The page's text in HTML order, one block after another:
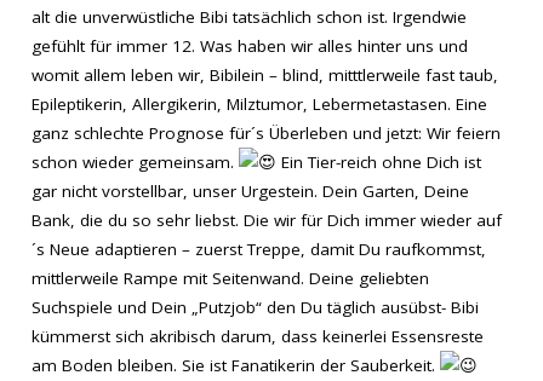
alt die unverwüstliche Bibi tatsächlich schon ist. Irgendwie
gefühlt für immer 12. Was haben wir alles hinter uns und
womit allem leben wir, Bibilein – blind, mitttlerweile fast taub,
Epileptikerin, Allergikerin, Milztumor, Lebermetastasen. Eine
ganz schlechte Prognose für´s Überleben und jetzt: Wir feiern
schon wieder gemeinsam.
Ein Tier-reich ohne Dich ist
gar nicht vorstellbar, unser Urgestein. Dein Garten, Deine
Bank, die du so sehr liebst. Die wir für Dich immer wieder auf
´s Neue adaptieren – zuerst Treppe, damit Du raufkommst,
mittlerweile Rampe mit Seitenwand. Deine geliebten
Suchspiele und Dein „Putzjob“ den Du täglich ausübst- Bibi
kümmerst sich akribisch darum, dass keinerlei Essensreste
am Boden bleiben. Sie ist Fanatikerin der Sauberkeit.